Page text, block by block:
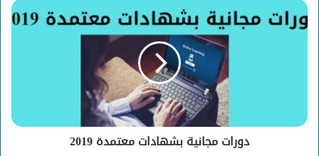
دورات
مجانية
بشهادات
دورات مجانية بشهادات معتمدة 2019